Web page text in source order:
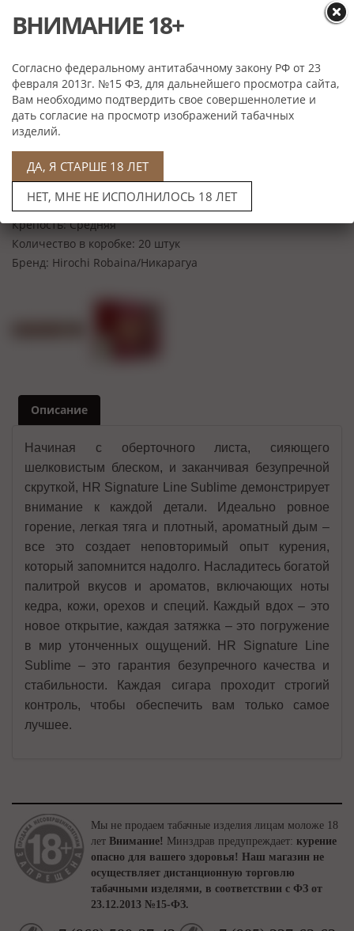
Цена: 63 000 руб
Упаковка (в упаковке 20 штук)
Характеристики
Скрутка: Ручная
Формат: Toro Grande
Размер: 165,1*21,4 мм
Крепость: Средняя
Количество в коробке: 20 штук
Бренд: Hirochi Robaina/Никарагуа
Описание
Начиная с оберточного листа, сияющего
шелковистым блеском, и заканчивая безупречной
скруткой, HR Signature Line Sublime демонстрирует
внимание к каждой детали. Идеально ровное
горение, легкая тяга и плотный, ароматный дым –
все это создает неповторимый опыт курения,
который запомнится надолго. Насладитесь богатой
палитрой вкусов и ароматов, включающих ноты
кедра, кожи, орехов и специй. Каждый вдох – это
новое открытие, каждая затяжка – это погружение
в мир утонченных ощущений. HR Signature Line
Sublime – это гарантия безупречного качества и
стабильности. Каждая сигара проходит строгий
контроль, чтобы обеспечить вам только самое
лучшее.
Мы не продаем табачные изделия лицам моложе 18
лет Внимание! Минздрав предупреждает: курение
опасно для вашего здоровья! Наш магазин не
осуществляет дистанционную торговлю
табачными изделями, в соответствии с ФЗ от
23.12.2013 №15-ФЗ.
ВНИМАНИЕ 18+
Согласно федеральному антитабачному закону РФ от 23
февраля 2013г. №15 ФЗ, для дальнейшего просмотра сайта,
Вам необходимо подтвердить свое совершеннолетие и
дать согласие на просмотр изображений табачных
изделий.
ДА, Я СТАРШЕ 18 ЛЕТ
НЕТ, МНЕ НЕ ИСПОЛНИЛОСЬ 18 ЛЕТ